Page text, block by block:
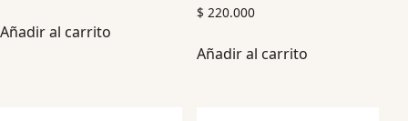
Añadir al carrito
$ 220.000
Añadir al carrito